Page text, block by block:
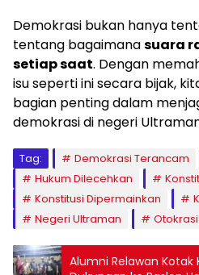
Demokrasi bukan hanya
tentang bagaimanasuara
setiap saat. Dengan
isu seperti ini secara bijak,
bagian penting dalam
demokrasi di negeri
Tag: Demokrasi Terancam
Hukum Dilecehkan
Konstitusi Dipermainkan
Negeri Ultraman
Otokrasi
Alumni Relawan Kotak